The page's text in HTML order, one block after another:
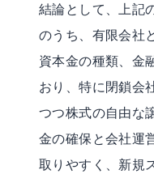
結論として、上記
のうち、有限会社
資本金の種類、金
おり、特に閉鎖会
つつ株式の自由な
金の確保と会社運
取りやすく、新規